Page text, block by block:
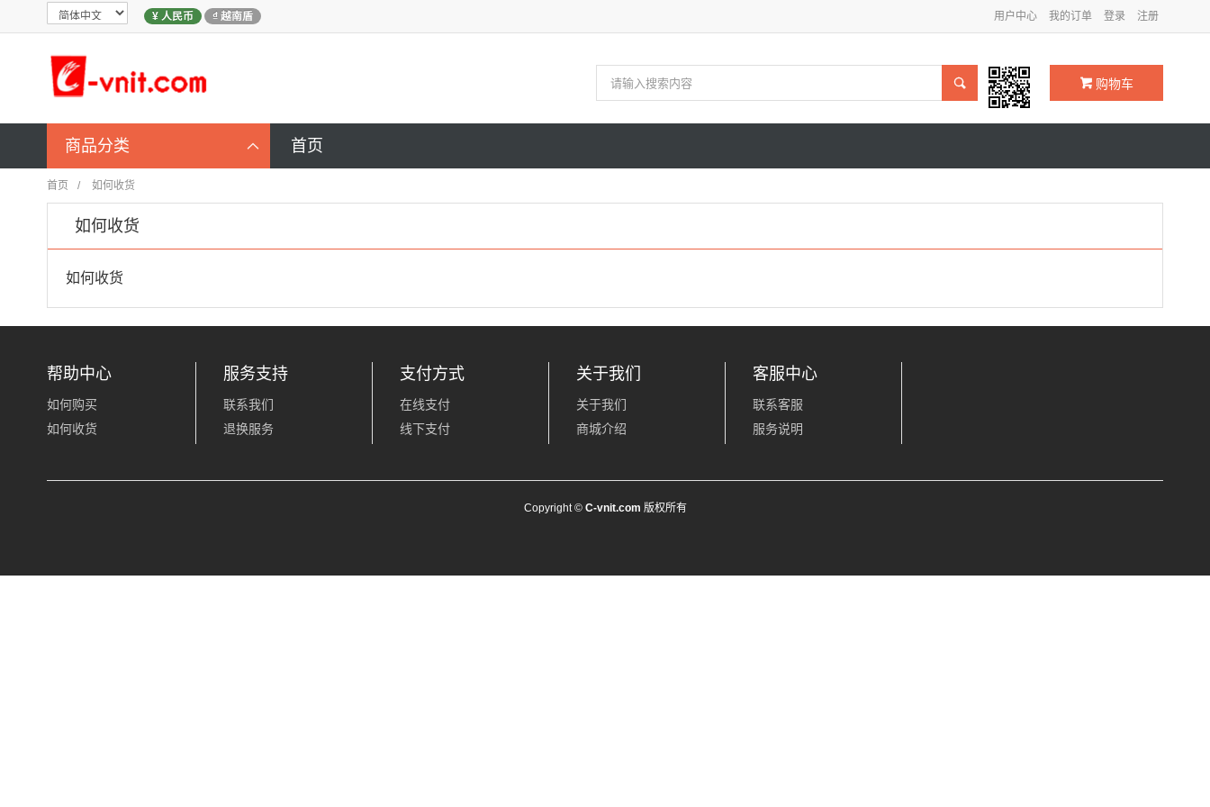
¥ 人民币 ₫ 越南盾 用户中心 我的订单 登录 注册
 购物车
商品分类  首页
首页 / 如何收货
如何收货
如何收货
帮助中心
如何购买
如何收货
服务支持
联系我们
退换服务
支付方式
在线支付
线下支付
关于我们
关于我们
商城介绍
客服中心
联系客服
服务说明
Copyright © C-vnit.com 版权所有